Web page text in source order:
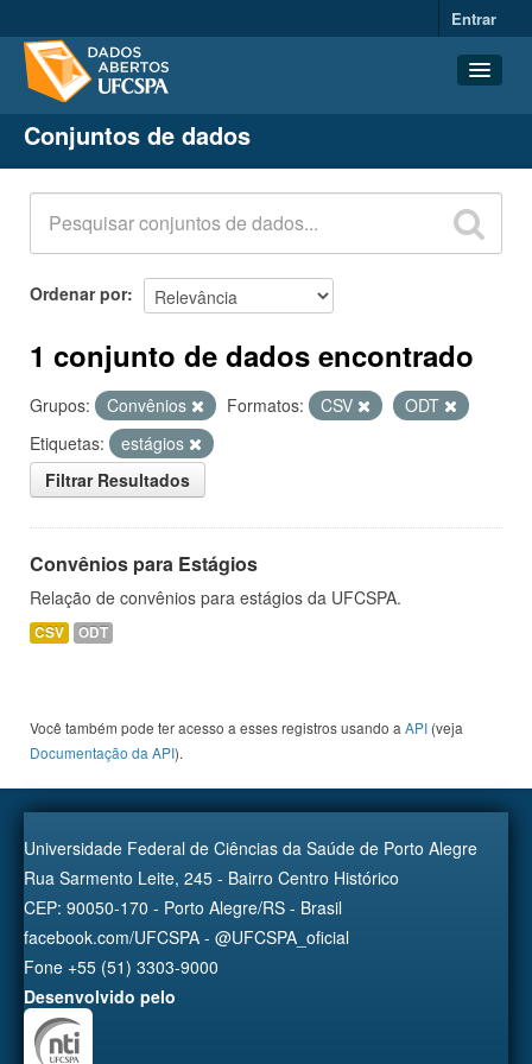
Entrar
Conjuntos de dados
Organizações
Grupos
Sobre
Conjuntos de dados
Ordenar por
1 conjunto de dados encontrado
Grupos: Convênios Formatos: CSV
ODT
Etiquetas:
estágios
Filtrar Resultados
Convênios para Estágios
Relação de convênios para estágios da UFCSPA.
CSV ODT
Você também pode ter acesso a esses registros usando a API (veja
Documentação da API).
Universidade Federal de Ciências da Saúde de Porto Alegre
Rua Sarmento Leite, 245 - Bairro Centro Histórico
CEP: 90050-170 - Porto Alegre/RS - Brasil
facebook.com/UFCSPA - @UFCSPA_oficial
Fone +55 (51) 3303-9000
Desenvolvido pelo